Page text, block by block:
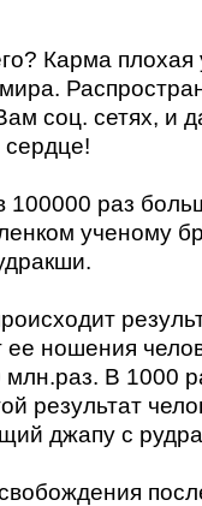
Карма плохая
соц. сетях, и
100000 раз
ученому
ношения
В 1000
результат
джапу с